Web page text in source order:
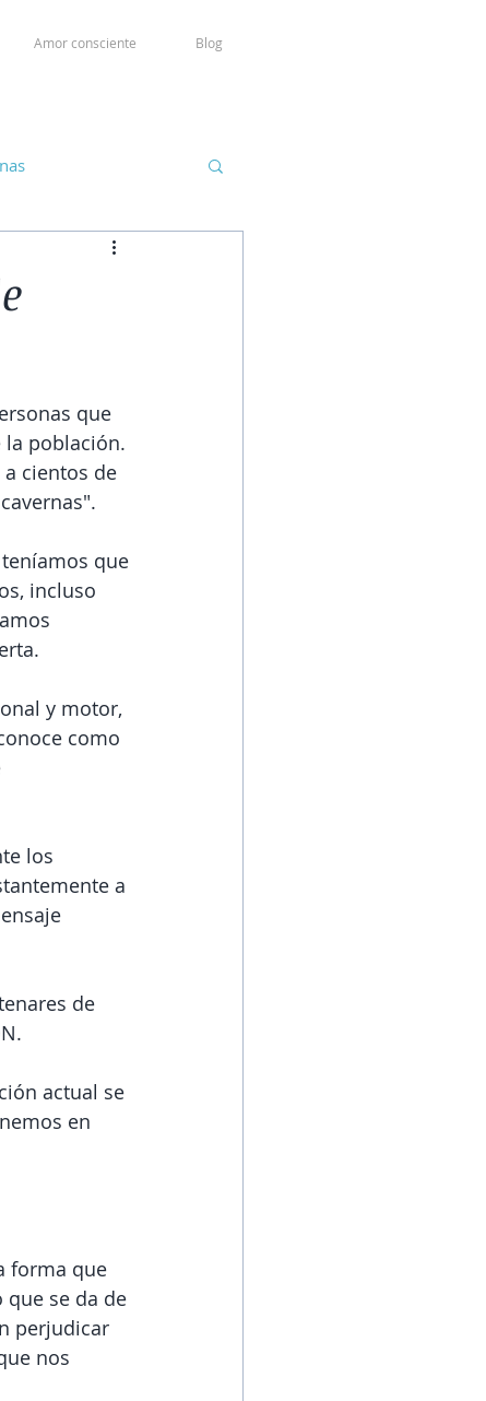
Amor consciente Blog
que
la población.
cientos de
que
incluso
y motor,
como
los
a
de
actual se
en
forma que
que se da de
perjudicar
nos